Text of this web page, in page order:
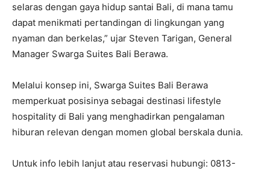
selaras dengan gaya hidup santai Bali, di mana tamu
dapat menikmati pertandingan di lingkungan yang
nyaman dan berkelas,” ujar Steven Tarigan, General
Manager Swarga Suites Bali Berawa.
Melalui konsep ini, Swarga Suites Bali Berawa
memperkuat posisinya sebagai destinasi lifestyle
hospitality di Bali yang menghadirkan pengalaman
hiburan relevan dengan momen global berskala dunia.
Untuk info lebih lanjut atau reservasi hubungi: 0813-